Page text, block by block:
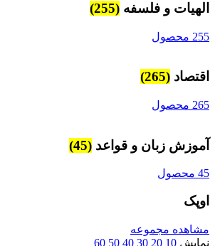
الهیات و فلسفه (255)
255 محصول
اقتصاد (265)
265 محصول
آموزش زبان و قواعد (45)
45 محصول
اوپک
مشاهده مجموعه
نمایش 10
20
30
40
50
60